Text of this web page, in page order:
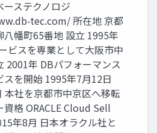
ステクノロジ
tec.com/ 所在地 京都
八幡町65番地 設立 1995年
ビスを専業として大阪市中
2001年 DBパフォーマンス
スを開始 1995年7月12日
本社を京都市中京区へ移転
資格 ORACLE Cloud Sell
年8月 日本オラクル社と